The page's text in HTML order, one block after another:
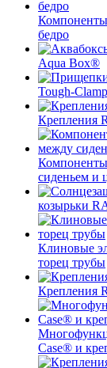
бедро
Aqua Box®
Tough-
Крепления
сиденьем и
козырьки
Клиновые
торец трубы
Крепления
Case® и